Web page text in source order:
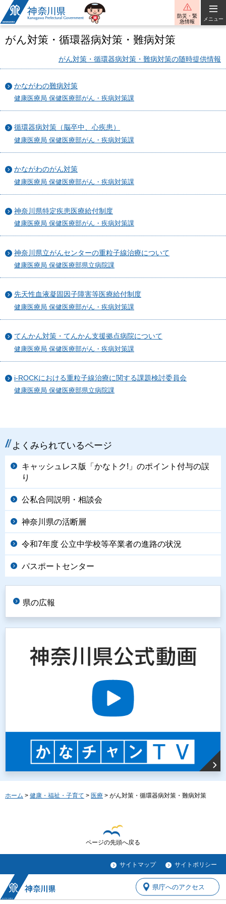
神奈川県
防災・緊
急情報
メニュー
がん対策・循環器病対策・難病対策
がん対策・循環器病対策・難病対策の随時提供情報
かながわの難病対策
健康医療局 保健医療部がん・疾病対策課
循環器病対策（脳卒中、心疾患）
健康医療局 保健医療部がん・疾病対策課
かながわのがん対策
健康医療局 保健医療部がん・疾病対策課
神奈川県特定疾患医療給付制度
健康医療局 保健医療部がん・疾病対策課
神奈川県立がんセンターの重粒子線治療について
健康医療局 保健医療部県立病院課
先天性血液凝固因子障害等医療給付制度
健康医療局 保健医療部がん・疾病対策課
てんかん対策・てんかん支援拠点病院について
健康医療局 保健医療部がん・疾病対策課
i-ROCKにおける重粒子線治療に関する課題検討委員会
健康医療局 保健医療部県立病院課
よくみられているページ
キャッシュレス版「かなトク!」のポイント付与の誤
り
公私合同説明・相談会
神奈川県の活断層
令和7年度 公立中学校等卒業者の進路の状況
パスポートセンター
県の広報
ホーム > 健康・福祉・子育て > 医療 > がん対策・循環器病対策・難病対策
ページの先頭へ戻る
サイトマップ サイトポリシー
県庁へのアクセス